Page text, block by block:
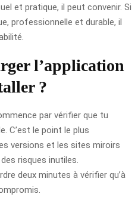
et pratique, il peut convenir. Si
professionnelle et durable, il
l’application
?
par vérifier que tu
C’est le point le plus
versions et les sites miroirs
risques inutiles.
deux minutes à vérifier qu’à